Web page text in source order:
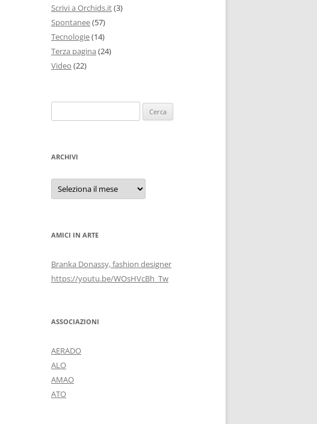
Scrivi a Orchids.it(3)
Spontanee(57)
Tecnologie(14)
Terza pagina (24)
Video (22)
per:
ARCHIVI
Archivi
AMICI IN ARTE
Branka Donassy, fashion designer
https://youtu.be/WOsHVcBh_Tw
ASSOCIAZIONI
AERADO
ALO
AMAO
ATO